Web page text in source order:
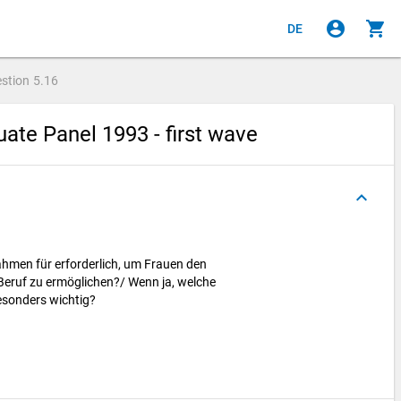
DE account_circle shopping_cart
5.16
Panel 1993 - first wave
keyboard_arrow_up
für erforderlich, um Frauen den
zu ermöglichen?/ Wenn ja, welche
wichtig?